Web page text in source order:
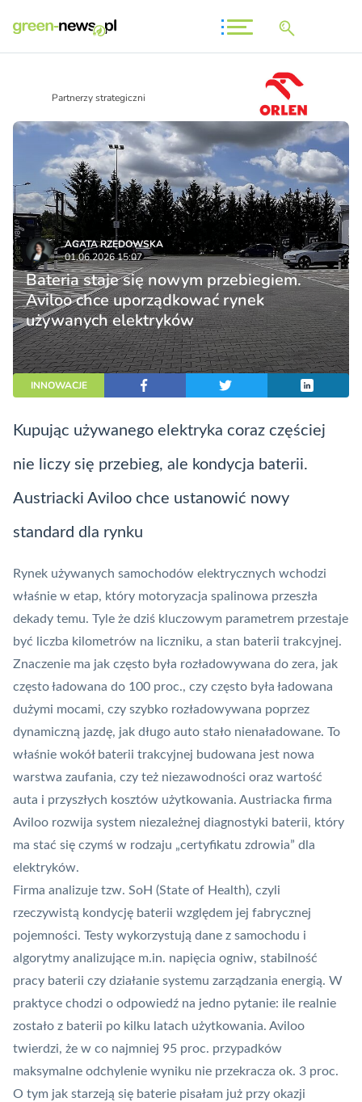
Partnerzy strategiczni
AGATA RZĘDOWSKA
01.06.2026 15:07
Bateria staje się nowym przebiegiem.
Aviloo chce uporządkować rynek
używanych elektryków
INNOWACJE
Kupując używanego elektryka coraz częściej
nie liczy się przebieg, ale kondycja baterii.
Austriacki Aviloo chce ustanowić nowy
standard dla rynku
Rynek używanych samochodów elektrycznych wchodzi
właśnie w etap, który motoryzacja spalinowa przeszła
dekady temu. Tyle że dziś kluczowym parametrem przestaje
być liczba kilometrów na liczniku, a stan baterii trakcyjnej.
Znaczenie ma jak często była rozładowywana do zera, jak
często ładowana do 100 proc., czy często była ładowana
dużymi mocami, czy szybko rozładowywana poprzez
dynamiczną jazdę, jak długo auto stało nienaładowane. To
właśnie wokół baterii trakcyjnej budowana jest nowa
warstwa zaufania, czy też niezawodności oraz wartość
auta i przyszłych kosztów użytkowania. Austriacka firma
Aviloo rozwija system niezależnej diagnostyki baterii, który
ma stać się czymś w rodzaju „certyfikatu zdrowia” dla
elektryków.
Firma analizuje tzw. SoH (State of Health), czyli
rzeczywistą kondycję baterii względem jej fabrycznej
pojemności. Testy wykorzystują dane z samochodu i
algorytmy analizujące m.in. napięcia ogniw, stabilność
pracy baterii czy działanie systemu zarządzania energią. W
praktyce chodzi o odpowiedź na jedno pytanie: ile realnie
zostało z baterii po kilku latach użytkowania. Aviloo
twierdzi, że w co najmniej 95 proc. przypadków
maksymalne odchylenie wyniku nie przekracza ok. 3 proc.
O tym jak starzeją się baterie pisałam już przy okazji